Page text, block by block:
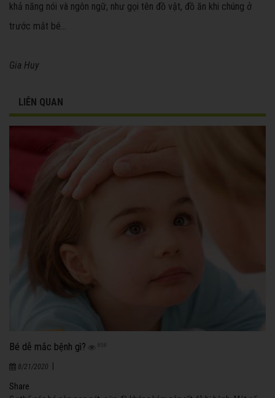
khả năng nói và ngôn ngữ, như gọi tên đồ vật, đồ ăn khi chúng ở
trước mắt bé…
Gia Huy
LIÊN QUAN
Bé dễ mắc bệnh gì? 858
8/21/2020
Share